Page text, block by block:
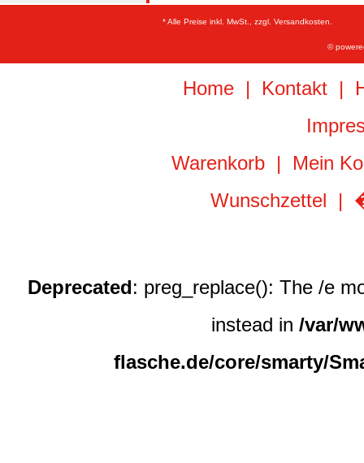
* Alle Preise inkl. MwSt., zzgl. Versandkosten.
©
Home | Kontakt |
Warenkorb
|
Mein
Wunschzettel
|
Deprecated: preg_replace(): The /e
instead in /var/
flasche.de/core/smarty/